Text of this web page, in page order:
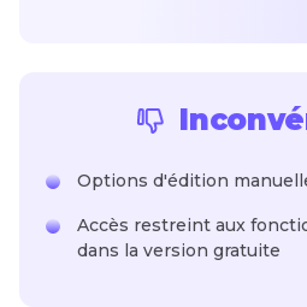
Options d'édition
Accès restreint aux
dans la version gratuite